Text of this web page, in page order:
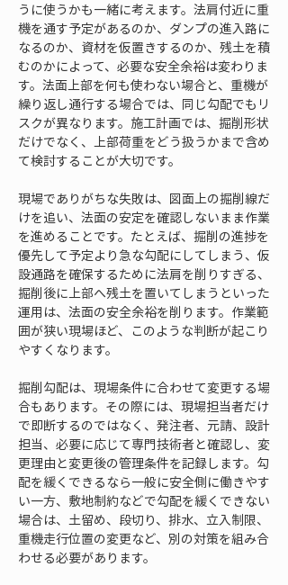
うに使うかも一緒に考えます。法肩付近に重
機を通す予定があるのか、ダンプの進入路に
なるのか、資材を仮置きするのか、残土を積
むのかによって、必要な安全余裕は変わりま
す。法面上部を何も使わない場合と、重機が
繰り返し通行する場合では、同じ勾配でもリ
スクが異なります。施工計画では、掘削形状
だけでなく、上部荷重をどう扱うかまで含め
て検討することが大切です。
現場でありがちな失敗は、図面上の掘削線だ
けを追い、法面の安定を確認しないまま作業
を進めることです。たとえば、掘削の進捗を
優先して予定より急な勾配にしてしまう、仮
設通路を確保するために法肩を削りすぎる、
掘削後に上部へ残土を置いてしまうといった
運用は、法面の安全余裕を削ります。作業範
囲が狭い現場ほど、このような判断が起こり
やすくなります。
掘削勾配は、現場条件に合わせて変更する場
合もあります。その際には、現場担当者だけ
で即断するのではなく、発注者、元請、設計
担当、必要に応じて専門技術者と確認し、変
更理由と変更後の管理条件を記録します。勾
配を緩くできるなら一般に安全側に働きやす
い一方、敷地制約などで勾配を緩くできない
場合は、土留め、段切り、排水、立入制限、
重機走行位置の変更など、別の対策を組み合
わせる必要があります。